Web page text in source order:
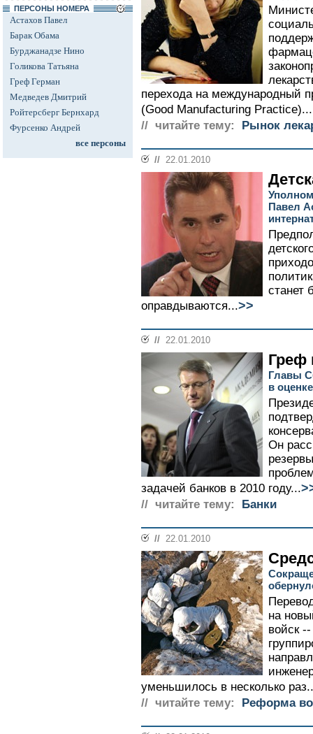
ПЕРСОНЫ НОМЕРА
Астахов Павел
Барак Обама
Бурджанадзе Нино
Голикова Татьяна
Греф Герман
Медведев Дмитрий
Ройтерсберг Бернхард
Фурсенко Андрей
все персоны
перехода на международный
(Good Manufacturing
// читайте тему:
Рынок
// 22.01.2010
Павел
станет
оправдываются...>>
// 22.01.2010
Греф
Главы
в
Он
задачей банков в 2010 году...
// читайте тему: Банки
// 22.01.2010
на
войск
уменьшилось в несколько
// читайте тему:
Реформа